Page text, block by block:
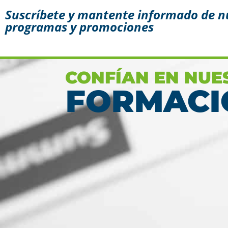
Conoce aquí las razones
Ver más
Suscríbete y mantente informado de
programas y promociones
CONFÍAN EN